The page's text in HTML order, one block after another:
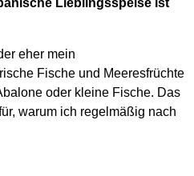
eher mein
Fische und Meeresfrüchte
oder kleine Fische. Das
warum ich regelmäßig nach